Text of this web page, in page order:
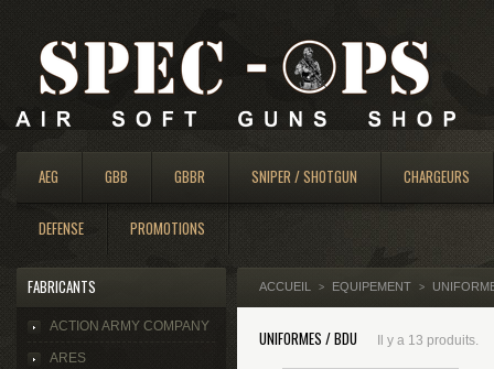
AEG GBB GBBR SNIPER / SHOTGUN CHARGEURS
DEFENSE PROMOTIONS
FABRICANTS
ACTION ARMY COMPANY
ARES
ACCUEIL > EQUIPEMENT >
UNIFORMES / BDU Il y a 13 produits.